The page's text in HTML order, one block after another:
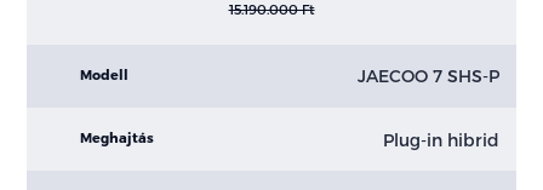
15.190.000 Ft
Modell JAECOO 7 SHS-P
Meghajtás Plug-in hibrid